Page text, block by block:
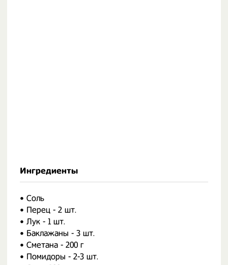
Ингредиенты
• Соль
• Перец - 2 шт.
• Лук - 1 шт.
• Баклажаны - 3 шт.
• Сметана - 200 г
• Помидоры - 2-3 шт.